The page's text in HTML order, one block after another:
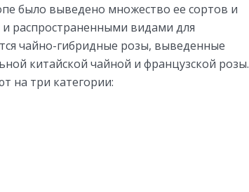
было выведено множество ее сортов и
распространенными видами для
чайно-гибридные розы, выведенные
китайской чайной и французской розы.
на три категории: